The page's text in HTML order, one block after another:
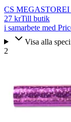
CS MEGASTOREI
27 krTill butik
i samarbete med
Visa alla
2